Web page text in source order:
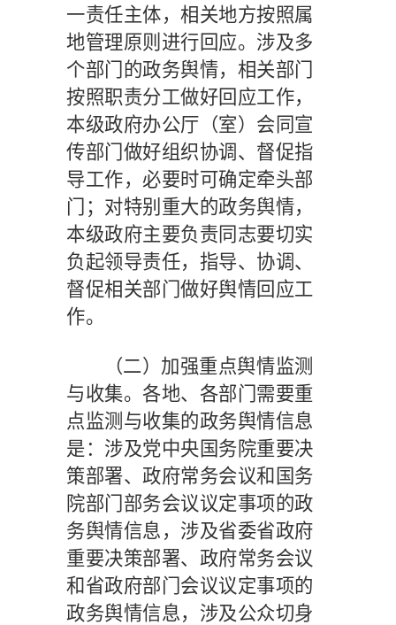
一责任主体，相关地方按照属
地管理原则进行回应。涉及多
个部门的政务舆情，相关部门
按照职责分工做好回应工作，
本级政府办公厅（室）会同宣
传部门做好组织协调、督促指
导工作，必要时可确定牵头部
门；对特别重大的政务舆情，
本级政府主要负责同志要切实
负起领导责任，指导、协调、
督促相关部门做好舆情回应工
作。
（二）加强重点舆情监测
与收集。各地、各部门需要重
点监测与收集的政务舆情信息
是：涉及党中央国务院重要决
策部署、政府常务会议和国务
院部门部务会议议定事项的政
务舆情信息，涉及省委省政府
重要决策部署、政府常务会议
和省政府部门会议议定事项的
政务舆情信息，涉及公众切身